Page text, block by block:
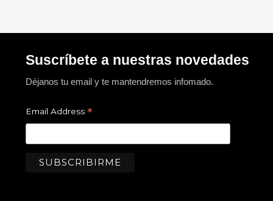
Suscríbete a nuestras novedades
Déjanos tu email y te mantendremos infomado.
Email Address *